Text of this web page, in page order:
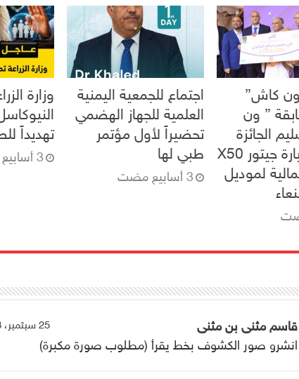
كاش”
” ون
الجائزة
الكبرى سيارة جيتور X50
لموديل
اجتماع للجمعية اليمنية
العلمية للجهاز الهضمي
تحضيراً لأول مؤتمر
طبي لها
وزارة
تهديداً
قاسم مثنى بن مثنى 25 سبتمبر، 2018 في 11:03 ص
انشرو صور الكشوف بخط يقرأ (مطلوب صورة مكبرة)